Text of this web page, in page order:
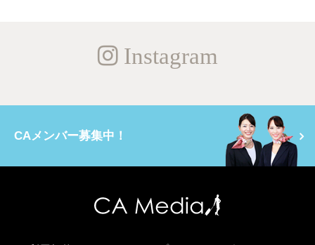
Instagram
CAメンバー募集中！